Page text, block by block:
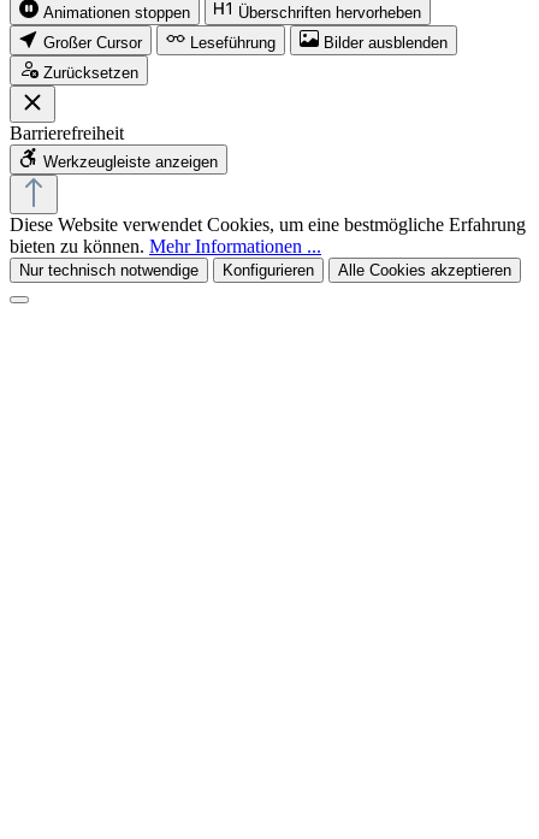
Animationen stoppen
Überschriften hervorheben
Großer Cursor
Leseführung
Bilder ausblenden
Zurücksetzen
Barrierefreiheit
Werkzeugleiste anzeigen
Diese Website verwendet Cookies, um eine bestmögliche Erfahrung
bieten zu können. Mehr Informationen ...
Nur technisch notwendige Konfigurieren Alle Cookies akzeptieren